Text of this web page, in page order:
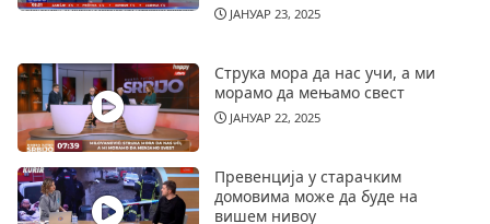
ЈАНУАР 23, 2025
Струка мора да нас учи, а ми
морамо да мењамо свест
ЈАНУАР 22, 2025
Превенција у старачким
домовима може да буде на
вишем нивоу